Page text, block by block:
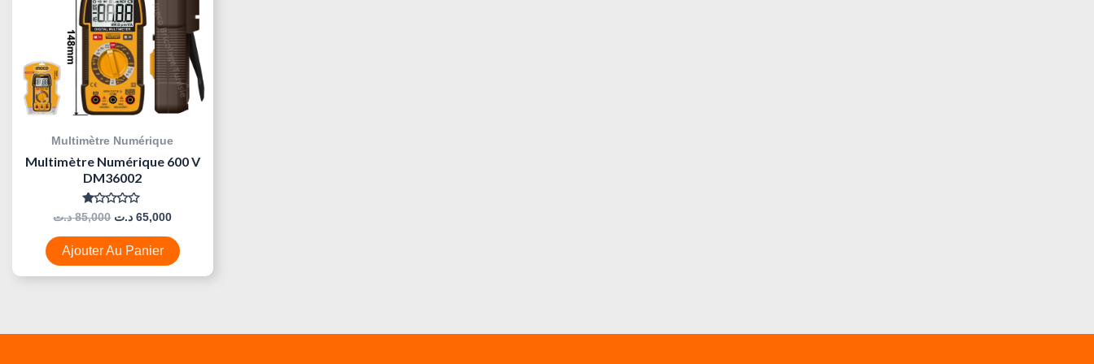
Multimètre Numérique
Multimètre Numérique 600 V
DM36002
Note
0
Sur
5
85,000 د.ت 65,000 د.ت
Ajouter Au Panier